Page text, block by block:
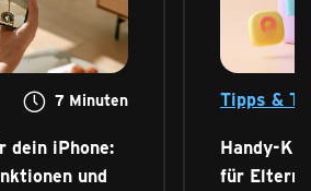
7 Minuten
dein iPhone:
und
Tipps &
Handy-
für Eltern